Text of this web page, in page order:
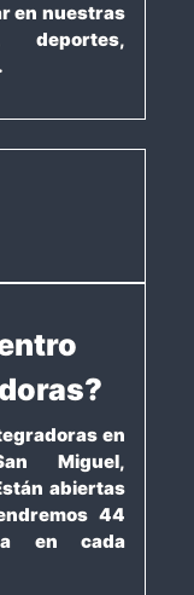
en nuestras
deportes,
en
Miguel,
abiertas
44
en cada